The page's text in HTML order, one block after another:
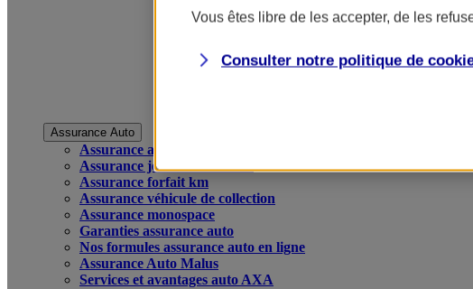
Assurance Auto
Assurance auto
Assurance jeune conducteur
Assurance forfait km
Assurance véhicule de collection
Assurance monospace
Garanties assurance auto
Nos formules assurance auto en ligne
Assurance Auto Malus
Services et avantages auto AXA
Vous êtes libre de les accepter, de les
Consulter notre politique de